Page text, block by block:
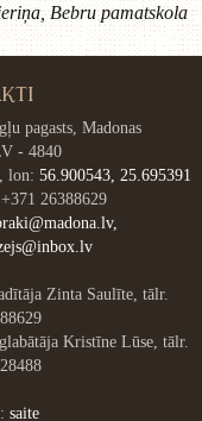
Bebru pamatskola
pagasts, Madonas
- 4840
lon: 56.900543, 25.695391
26388629
Zinta Saulīte, tālr.
Kristīne Lūse, tālr.
saite